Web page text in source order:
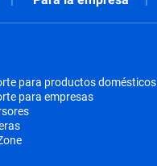
para productos domésticos
para empresas